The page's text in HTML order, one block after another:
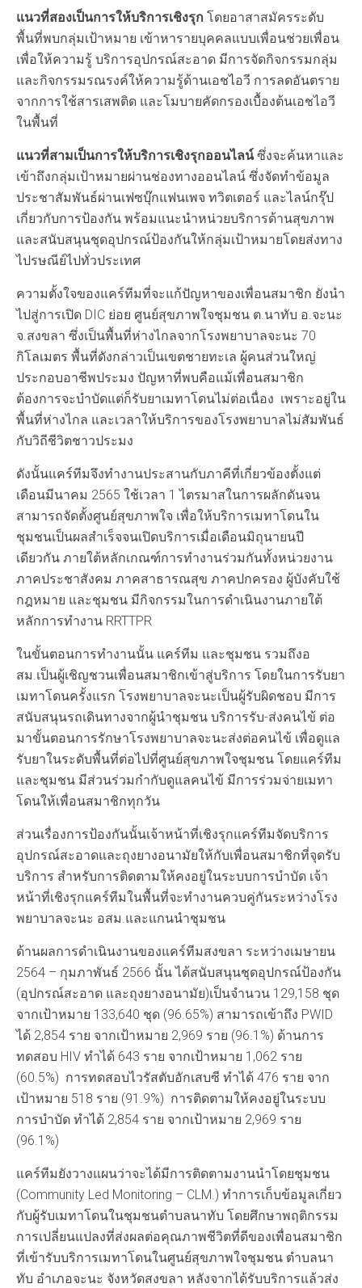
แนวที่สองเป็นการให้บริการเชิงรุก โดยอาสาสมัครระดับ
พื้นที่พบกลุ่มเป้าหมาย เข้าหารายบุคคลแบบเพื่อนช่วยเพื่อน
เพื่อให้ความรู้ บริการอุปกรณ์สะอาด มีการจัดกิจกรรมกลุ่ม
และกิจกรรมรณรงค์ให้ความรู้ด้านเอชไอวี การลดอันตราย
จากการใช้สารเสพติด และโมบายคัดกรองเบื้องต้นเอชไอวี
ในพื้นที่
แนวที่สามเป็นการให้บริการเชิงรุกออนไลน์ซึ่งจะค้นหาและ
เข้าถึงกลุ่มเป้าหมายผ่านช่องทางออนไลน์ ซึ่งจัดทำข้อมูล
ประชาสัมพันธ์ผ่านเฟซบุ๊กแฟนเพจ ทวิตเตอร์ และไลน์กรุ๊ป
เกี่ยวกับการป้องกัน พร้อมแนะนำหน่วยบริการด้านสุขภาพ
และสนับสนุนชุดอุปกรณ์ป้องกันให้กลุ่มเป้าหมายโดยส่งทาง
ไปรษณีย์ไปทั่วประเทศ
ความตั้งใจของแคร์ทีมที่จะแก้ปัญหาของเพื่อนสมาชิก ยังนำ
ไปสู่การเปิด DIC ย่อย ศูนย์สุขภาพใจชุมชน ต.นาทับ อ.จะนะ
จ.สงขลา ซึ่งเป็นพื้นที่ห่างไกลจากโรงพยาบาลจะนะ 70
กิโลเมตร พื้นที่ดังกล่าวเป็นเขตชายทะเล ผู้คนส่วนใหญ่
ประกอบอาชีพประมง ปัญหาที่พบคือแม้เพื่อนสมาชิก
ต้องการจะบำบัดแต่ก็รับยาเมทาโดนไม่ต่อเนื่อง เพราะอยู่ใน
พื้นที่ห่างไกล และเวลาให้บริการของโรงพยาบาลไม่สัมพันธ์
กับวิถีชีวิตชาวประมง
ดังนั้นแคร์ทีมจึงทำงานประสานกับภาคีที่เกี่ยวข้องตั้งแต่
เดือนมีนาคม 2565 ใช้เวลา 1 ไตรมาสในการผลักดันจน
สามารถจัดตั้งศูนย์สุขภาพใจ เพื่อให้บริการเมทาโดนใน
ชุมชนเป็นผลสำเร็จจนเปิดบริการเมื่อเดือนมิถุนายนปี
เดียวกัน ภายใต้หลักเกณฑ์การทำงานร่วมกันทั้งหน่วยงาน
ภาคประชาสังคม ภาคสาธารณสุข ภาคปกครอง ผู้บังคับใช้
กฎหมาย และชุมชน มีกิจกรรมในการดำเนินงานภายใต้
หลักการทำงาน RRTTPR
ในขั้นตอนการทำงานนั้น แคร์ทีม และชุมชน รวมถึงอ
สม.เป็นผู้เชิญชวนเพื่อนสมาชิกเข้าสู่บริการ โดยในการรับยา
เมทาโดนครั้งแรก โรงพยาบาลจะนะเป็นผู้รับผิดชอบ มีการ
สนับสนุนรถเดินทางจากผู้นำชุมชน บริการรับ-ส่งคนไข้ ต่อ
มาขั้นตอนการรักษาโรงพยาบาลจะนะส่งต่อคนไข้ เพื่อดูแล
รับยาในระดับพื้นที่ต่อไปที่ศูนย์สุขภาพใจชุมชน โดยแคร์ทีม
และชุมชน มีส่วนร่วมกำกับดูแลคนไข้ มีการร่วมจ่ายเมทา
โดนให้เพื่อนสมาชิกทุกวัน
ส่วนเรื่องการป้องกันนั้นเจ้าหน้าที่เชิงรุกแคร์ทีมจัดบริการ
อุปกรณ์สะอาดและถุงยางอนามัยให้กับเพื่อนสมาชิกที่จุดรับ
บริการ สำหรับการติดตามให้คงอยู่ในระบบการบำบัด เจ้า
หน้าที่เชิงรุกแคร์ทีมในพื้นที่จะทำงานควบคู่กันระหว่างโรง
พยาบาลจะนะ อสม.และแกนนำชุมชน
ด้านผลการดำเนินงานของแคร์ทีมสงขลา ระหว่างเมษายน
2564 – กุมภาพันธ์ 2566 นั้น ได้สนับสนุนชุดอุปกรณ์ป้องกัน
(อุปกรณ์สะอาด และถุงยางอนามัย)เป็นจำนวน 129,158 ชุด
จากเป้าหมาย 133,640 ชุด (96.65%) สามารถเข้าถึง PWID
ได้ 2,854 ราย จากเป้าหมาย 2,969 ราย (96.1%) ด้านการ
ทดสอบ HIV ทำได้ 643 ราย จากเป้าหมาย 1,062 ราย
(60.5%) การทดสอบไวรัสตับอักเสบซี ทำได้ 476 ราย จาก
เป้าหมาย 518 ราย (91.9%) การติดตามให้คงอยู่ในระบบ
การบำบัด ทำได้ 2,854 ราย จากเป้าหมาย 2,969 ราย
(96.1%)
แคร์ทีมยังวางแผนว่าจะได้มีการติดตามงานนำโดยชุมชน
(Community Led Monitoring – CLM.) ทำการเก็บข้อมูลเกี่ยว
กับผู้รับเมทาโดนในชุมชนตำบลนาทับ โดยศึกษาพฤติกรรม
การเปลี่ยนแปลงที่ส่งผลต่อคุณภาพชีวิตที่ดีของเพื่อนสมาชิก
ที่เข้ารับบริการเมทาโดนในศูนย์สุขภาพใจชุมชน ตำบลนา
ทับ อำเภอจะนะ จังหวัดสงขลา หลังจากได้รับบริการแล้วส่ง